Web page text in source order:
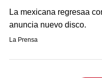
La mexicana regresaa
anuncia nuevo disco.
La Prensa